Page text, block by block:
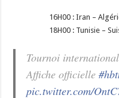
16H00 : Iran –
18H00 : Tunisie –
Tournoi
Affiche officielle
pic.twitter.com/